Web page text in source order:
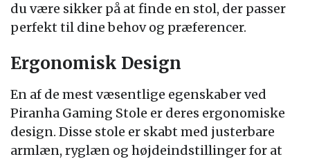
du være sikker på at finde en stol, der passer
perfekt til dine behov og præferencer.
Ergonomisk Design
En af de mest væsentlige egenskaber ved
Piranha Gaming Stole er deres ergonomiske
design. Disse stole er skabt med justerbare
armlæn, ryglæn og højdeindstillinger for at